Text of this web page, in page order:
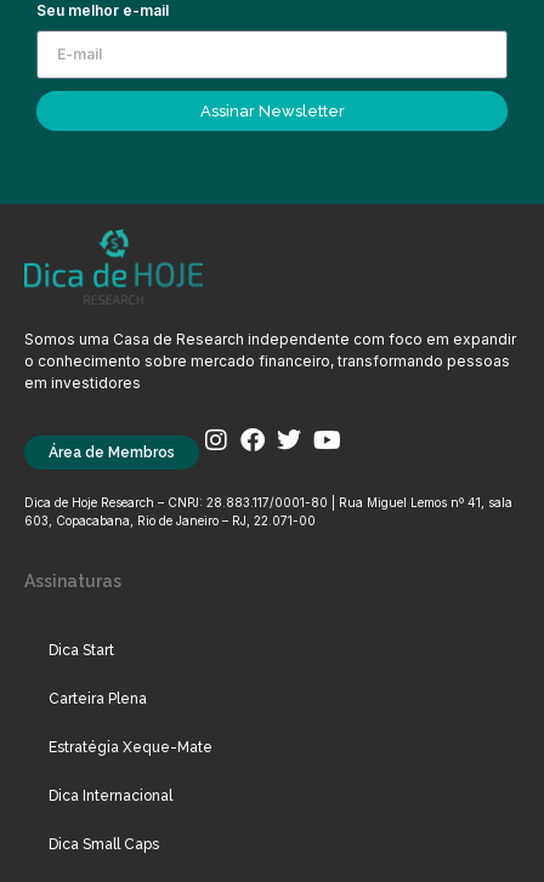
Seu melhor e-mail
Assinar Newsletter
Somos uma Casa de Research independente com foco em expandir
o conhecimento sobre mercado financeiro, transformando pessoas
em investidores
Área de Membros
Dica de Hoje Research – CNPJ: 28.883.117/0001-80 | Rua Miguel Lemos nº 41, sala
603, Copacabana, Rio de Janeiro – RJ, 22.071-00
Assinaturas
Dica Start
Carteira Plena
Estratégia Xeque-Mate
Dica Internacional
Dica Small Caps